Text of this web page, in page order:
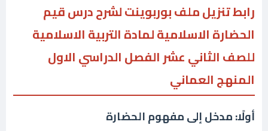
رابط تنزيل ملف بوربوينت لشرح درس قيم
الحضارة الاسلامية لمادة التربية الاسلامية
للصف الثاني عشر الفصل الدراسي الاول
المنهج العماني
أولًا: مدخل إلى مفهوم الحضارة